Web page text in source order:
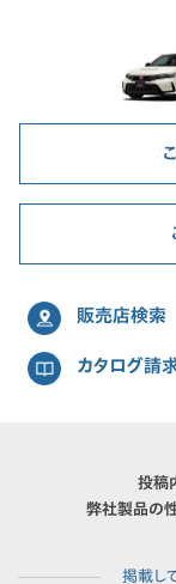
販売店検索
カタログ請
投稿
弊社製品の